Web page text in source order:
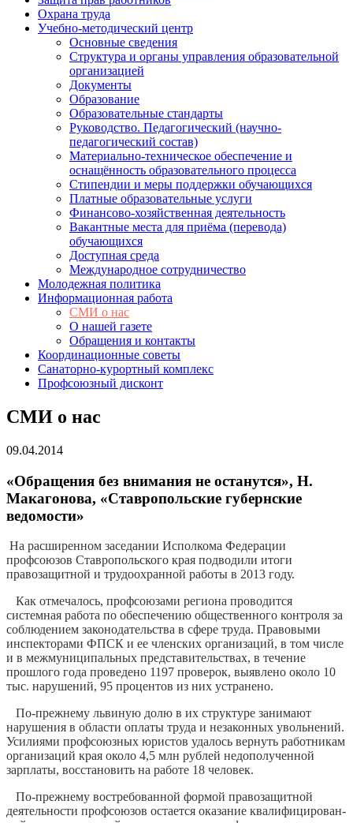
Охрана труда
Учебно-методический центр
Основные сведения
Структура и органы управления образовательной
организацией
Документы
Образование
Образовательные стандарты
Руководство. Педагогический (научно-
педагогический состав)
Материально-техническое обеспечение и
оснащённость образовательного процесса
Стипендии и меры поддержки обучающихся
Платные образовательные услуги
Финансово-хозяйственная деятельность
Вакантные места для приёма (перевода)
обучающихся
Доступная среда
Международное сотрудничество
Молодежная политика
Информационная работа
СМИ о нас
О нашей газете
Обращения и контакты
Координационные советы
Санаторно-курортный комплекс
Профсоюзный дисконт
СМИ о нас
09.04.2014
«Обращения без внимания не останутся», Н.
Макагонова, «Ставропольские губернские
ведомости»
На расширенном заседании Исполкома Федерации
профсоюзов Ставропольского края подводили итоги
правозащитной и трудоохранной работы в 2013 году.
Как отмечалось, профсоюзами региона проводится
системная работа по обе­спечению общественного контроля за
соблюдением законодательства в сфере труда. Правовыми
инспекторами ФПСК и ее членских организаций, в том числе
и в межмуниципальных представитель­ствах, в течение
прошлого года про­ведено 1197 проверок, выявлено около 10
тыс. нарушений, 95 процентов из них устранено.
По-прежнему львиную долю в их структуре занимают
нарушения в обла­сти оплаты труда и незаконных уволь­нений.
Усилиями профсоюзных юристов удалось вернуть работникам
организаций края около 4,5 млн рублей недополу­ченной
зарплаты, восстановить на работе 18 человек.
По-прежнему востребованной формой правозащитной
деятельности профсою­зов остается оказание квалифицирован­